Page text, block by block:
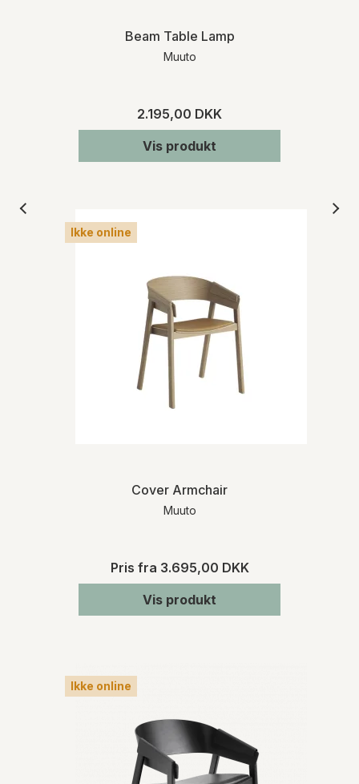
Beam Table Lamp
Muuto
2.195,00 DKK
Vis produkt
Ikke online
Cover Armchair
Muuto
Pris fra 3.695,00 DKK
Vis produkt
Ikke online